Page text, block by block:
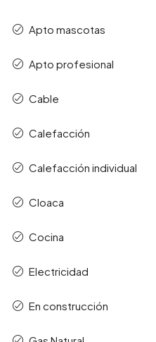
Apto mascotas
Apto profesional
Cable
Calefacción
Calefacción individual
Cloaca
Cocina
Electricidad
En construcción